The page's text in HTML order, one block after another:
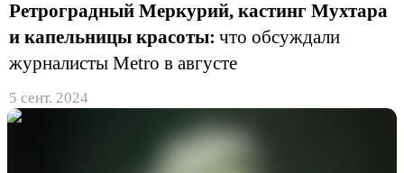
Ретроградный Меркурий, кастинг Мухтара
и капельницы красоты: что обсуждали
журналисты Metro в августе
5 сент. 2024